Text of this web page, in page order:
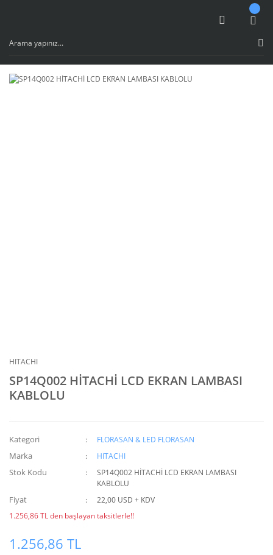
HITACHI
SP14Q002 HİTACHİ LCD EKRAN LAMBASI
KABLOLU
Kategori FLORASAN & LED FLORASAN
Marka HITACHI
Stok Kodu
SP14Q002 HİTACHİ LCD EKRAN LAMBASI
KABLOLU
Fiyat
22,00 USD + KDV
1.256,86 TL den başlayan taksitlerle!!
1.256,86 TL